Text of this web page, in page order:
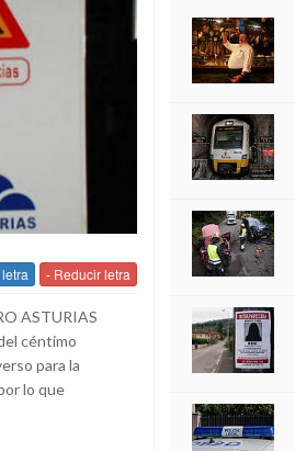
- Reducir letra
ASTURIAS
céntimo
para la
lo que